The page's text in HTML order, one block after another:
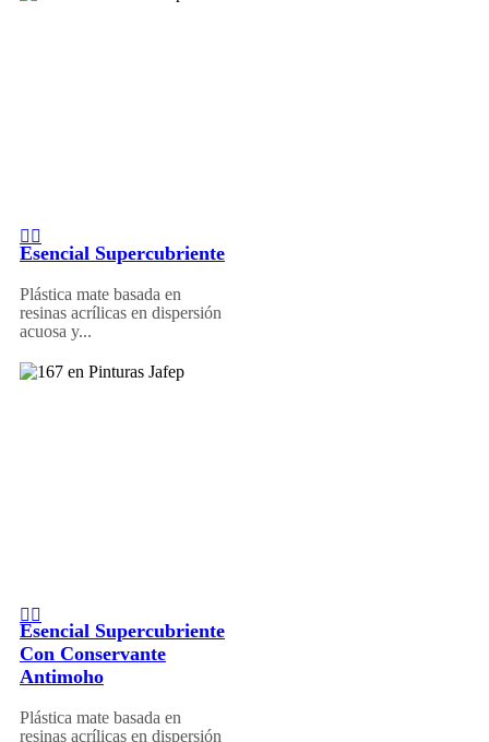
Esencial Supercubriente
Plástica mate basada en
resinas acrílicas en dispersión
acuosa y...
Esencial Supercubriente
Con Conservante
Antimoho
Plástica mate basada en
resinas acrílicas en dispersión